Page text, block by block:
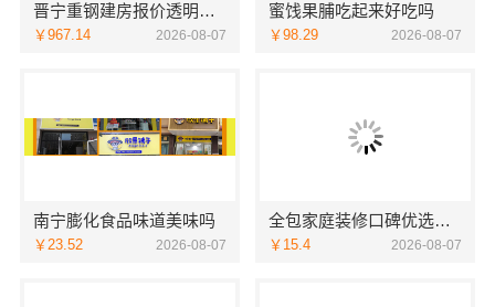
晋宁重钢建房报价透明，云南晟构建筑建材有限公司守护您的家
￥967.14 2026-08-07
蜜饯果脯吃起来好吃吗
￥98.29 2026-08-07
南宁膨化食品味道美味吗
￥23.52 2026-08-07
全包家庭装修口碑优选报价明细-福建尚艺空间新材料科技有限公司
￥15.4 2026-08-07